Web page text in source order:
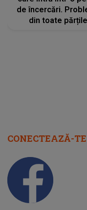
de încercări.
din toate
CONECTEAZĂ-